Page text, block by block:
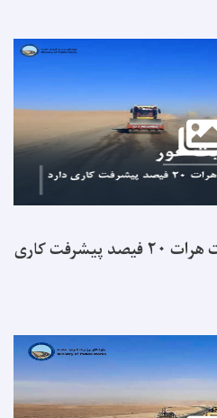
ساختمان سرک غور به سمت هرات ۲۰ فیصد پیشرفت کاری